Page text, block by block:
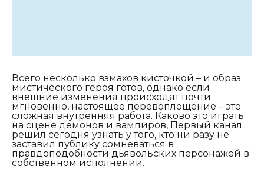
Всего несколько взмахов кисточкой – и образ
мистического героя готов, однако если
внешние изменения происходят почти
мгновенно, настоящее перевоплощение – это
сложная внутренняя работа. Каково это играть
на сцене демонов и вампиров, Первый канал
решил сегодня узнать у того, кто ни разу не
заставил публику сомневаться в
правдоподобности дьявольских персонажей в
собственном исполнении.